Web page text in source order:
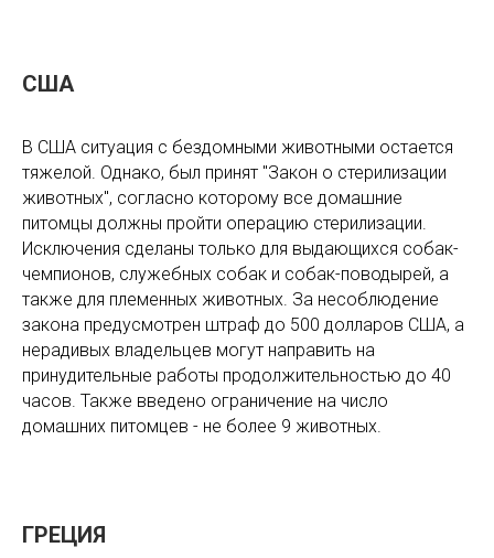
США
В США ситуация с бездомными животными остается
тяжелой. Однако, был принят "Закон о стерилизации
животных", согласно которому все домашние
питомцы должны пройти операцию стерилизации.
Исключения сделаны только для выдающихся собак-
чемпионов, служебных собак и собак-поводырей, а
также для племенных животных. За несоблюдение
закона предусмотрен штраф до 500 долларов США, а
нерадивых владельцев могут направить на
принудительные работы продолжительностью до 40
часов. Также введено ограничение на число
домашних питомцев - не более 9 животных.
ГРЕЦИЯ